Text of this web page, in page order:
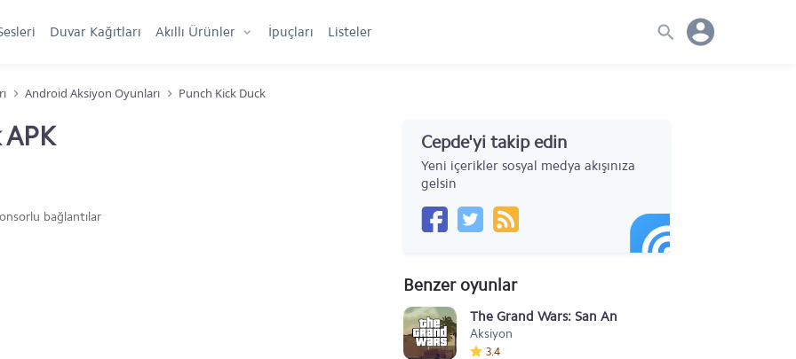
Duvar Kağıtları Akıllı Ürünler İpuçları Listeler
Android Aksiyon Oyunları Punch Kick Duck
bağlantılar
Cepde'yi takip edin
Yeni içerikler sosyal medya akışınıza
gelsin
Benzer oyunlar
The Grand Wars: San Andreas
Aksiyon
3.4